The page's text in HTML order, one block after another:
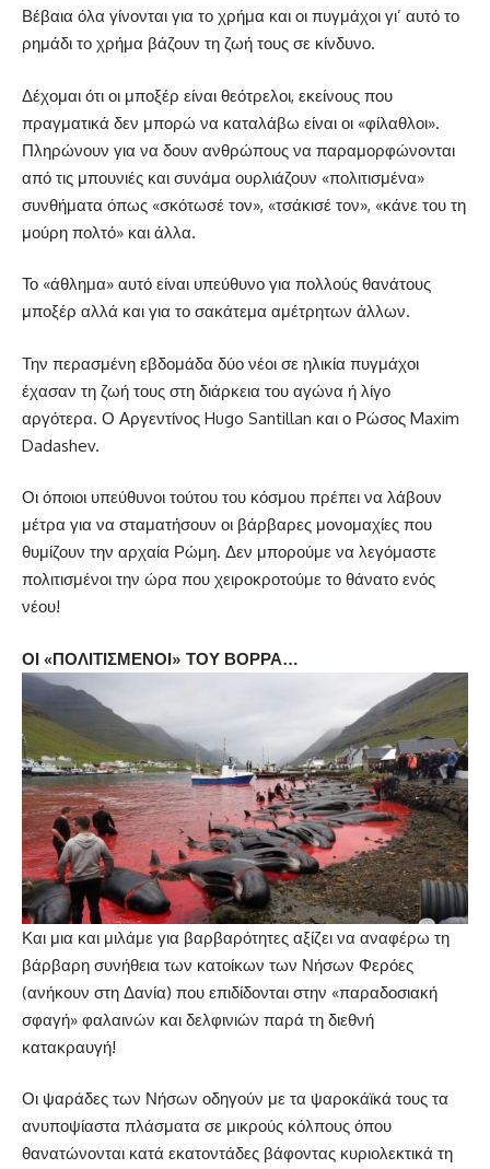
Βέβαια όλα γίνονται για το χρήμα και οι πυγμάχοι γι’ αυτό το
ρημάδι το χρήμα βάζουν τη ζωή τους σε κίνδυνο.
Δέχομαι ότι οι μποξέρ είναι θεότρελοι, εκείνους που
πραγματικά δεν μπορώ να καταλάβω είναι οι «φίλαθλοι».
Πληρώνουν για να δουν ανθρώπους να παραμορφώνονται
από τις μπουνιές και συνάμα ουρλιάζουν «πολιτισμένα»
συνθήματα όπως «σκότωσέ τον», «τσάκισέ τον», «κάνε του τη
μούρη πολτό» και άλλα.
Το «άθλημα» αυτό είναι υπεύθυνο για πολλούς θανάτους
μποξέρ αλλά και για το σακάτεμα αμέτρητων άλλων.
Την περασμένη εβδομάδα δύο νέοι σε ηλικία πυγμάχοι
έχασαν τη ζωή τους στη διάρκεια του αγώνα ή λίγο
αργότερα. Ο Αργεντίνος Hugo Santillan και ο Ρώσος Maxim
Dadashev.
Οι όποιοι υπεύθυνοι τούτου του κόσμου πρέπει να λάβουν
μέτρα για να σταματήσουν οι βάρβαρες μονομαχίες που
θυμίζουν την αρχαία Ρώμη. Δεν μπορούμε να λεγόμαστε
πολιτισμένοι την ώρα που χειροκροτούμε το θάνατο ενός
νέου!
ΟΙ «ΠΟΛΙΤΙΣΜΕΝΟΙ» ΤΟΥ ΒΟΡΡΑ…
Και μια και μιλάμε για βαρβαρότητες αξίζει να αναφέρω τη
βάρβαρη συνήθεια των κατοίκων των Νήσων Φερόες
(ανήκουν στη Δανία) που επιδίδονται στην «παραδοσιακή
σφαγή» φαλαινών και δελφινιών παρά τη διεθνή
κατακραυγή!
Οι ψαράδες των Νήσων οδηγούν με τα ψαροκάϊκά τους τα
ανυποψίαστα πλάσματα σε μικρούς κόλπους όπου
θανατώνονται κατά εκατοντάδες βάφοντας κυριολεκτικά τη